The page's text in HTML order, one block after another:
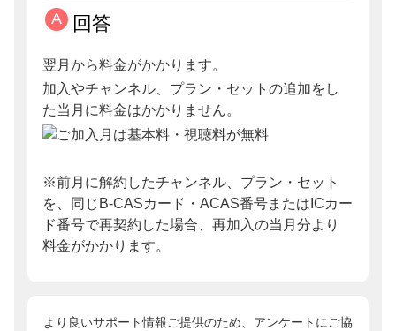
回答
翌月から料金がかかります。
加入やチャンネル、プラン・セットの追加をし
た当月に料金はかかりません。
※前月に解約したチャンネル、プラン・セット
を、同じB-CASカード・ACAS番号またはICカー
ド番号で再契約した場合、再加入の当月分より
料金がかかります。
より良いサポート情報ご提供のため、アンケートにご協